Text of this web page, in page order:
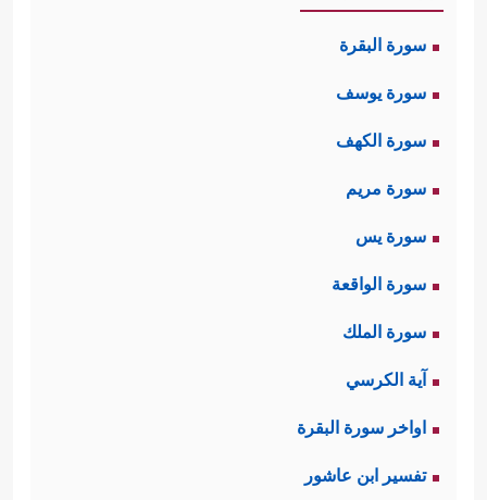
سورة البقرة
سورة يوسف
سورة الكهف
سورة مريم
سورة يس
سورة الواقعة
سورة الملك
آية الكرسي
اواخر سورة البقرة
تفسير ابن عاشور